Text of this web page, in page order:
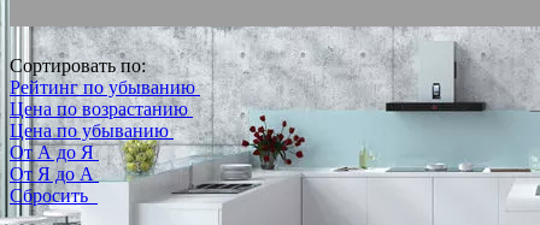
Сортировать по:
Рейтинг по убыванию
Цена по возрастанию
Цена по убыванию
От А до Я
От Я до А
Сбросить